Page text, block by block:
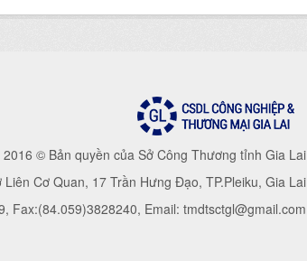
2016 © Bản quyền của Sở Công Thương tỉnh Gia Lai
Cơ Quan, 17 Trần Hưng Đạo, TP.Pleiku, Gia Lai
Fax:(84.059)3828240, Email: tmdtsctgl@gmail.com